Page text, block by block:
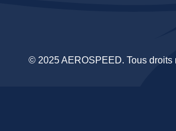
© 2025 AEROSPEED. Tous droits